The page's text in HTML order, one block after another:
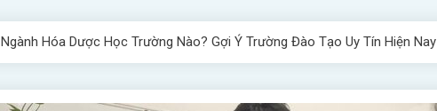
Ngành Hóa Dược Học Trường Nào? Gợi Ý Trường Đào Tạo Uy Tín Hiện Nay